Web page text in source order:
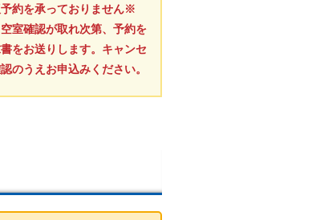
約を承っておりません※
室確認が取れ次第、予約を
をお送りします。キャンセ
のうえお申込みください。